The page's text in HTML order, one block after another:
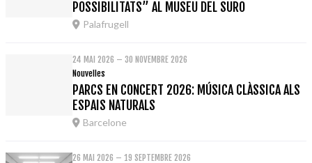
POSSIBILITATS” AL MUSEU DEL SURO
Palafrugell
24 MAI 2026 – 30 NOVEMBRE 2026
Nouvelles
PARCS EN CONCERT 2026: MÚSICA CLÀSSICA ALS
ESPAIS NATURALS
Barcelone
26 MAI 2026 – 19 SEPTEMBRE 2026